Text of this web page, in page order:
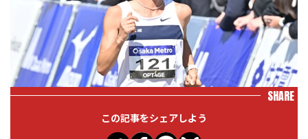
SHARE
この記事をシェアしよう